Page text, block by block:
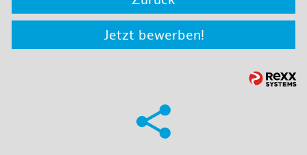
Jetzt bewerben!